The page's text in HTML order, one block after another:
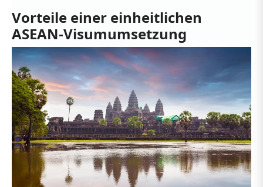
Vorteile einer einheitlichen
ASEAN-Visumumsetzung